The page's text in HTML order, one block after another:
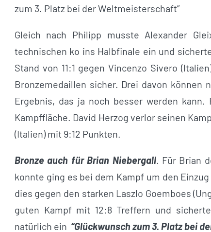
zum 3. Platz bei der Weltmeisterschaft”
Gleich nach Philipp musste Alexander
technischen ko ins Halbfinale ein und
Stand von 11:1 gegen Vincenzo Sivero
Bronzemedaillen sicher. Drei davon können
Ergebnis, das ja noch besser werden
Kampffläche. David Herzog verlor seinen
(Italien) mit 9:12 Punkten.
Bronze auch für Brian Niebergall. Für Brian
konnte ging es bei dem Kampf um den
dies gegen den starken Laszlo Goemboes
guten Kampf mit 12:8 Treffern und
natürlich ein “Glückwunsch zum 3. Platz bei